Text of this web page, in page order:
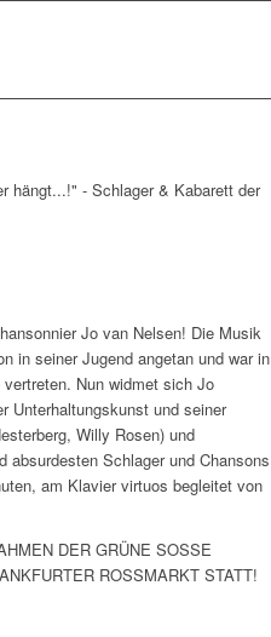
hängt...!" - Schlager & Kabarett der
Jo van Nelsen! Die Musik
in seiner Jugend angetan und war in
Nun widmet sich Jo
Unterhaltungskunst und seiner
Willy Rosen) und
Schlager und Chansons
am Klavier virtuos begleitet von
DER GRÜNE SOSSE
ROSSMARKT STATT!